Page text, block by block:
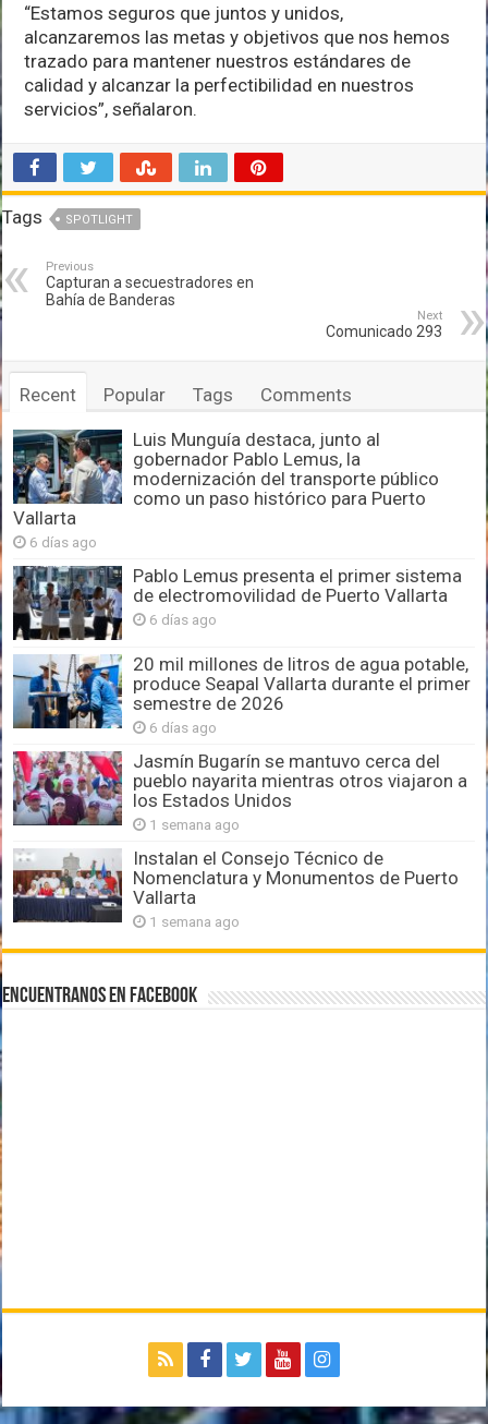
“Estamos seguros que juntos y unidos,
alcanzaremos las metas y objetivos que nos hemos
trazado para mantener nuestros estándares de
calidad y alcanzar la perfectibilidad en nuestros
servicios”, señalaron.
Tags SPOTLIGHT
Previous
Capturan a secuestradores en
Bahía de Banderas
Next
Comunicado 293
Recent Popular Tags Comments
Luis Munguía destaca, junto al
gobernador Pablo Lemus, la
modernización del transporte público
como un paso histórico para Puerto
Vallarta
6 días ago
Pablo Lemus presenta el primer sistema
de electromovilidad de Puerto Vallarta
6 días ago
20 mil millones de litros de agua potable,
produce Seapal Vallarta durante el primer
semestre de 2026
6 días ago
Jasmín Bugarín se mantuvo cerca del
pueblo nayarita mientras otros viajaron a
los Estados Unidos
1 semana ago
Instalan el Consejo Técnico de
Nomenclatura y Monumentos de Puerto
Vallarta
1 semana ago
Encuentranos en Facebook